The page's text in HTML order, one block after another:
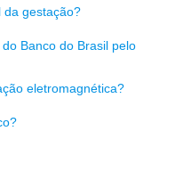
da gestação?
Banco do Brasil pelo
eletromagnética?